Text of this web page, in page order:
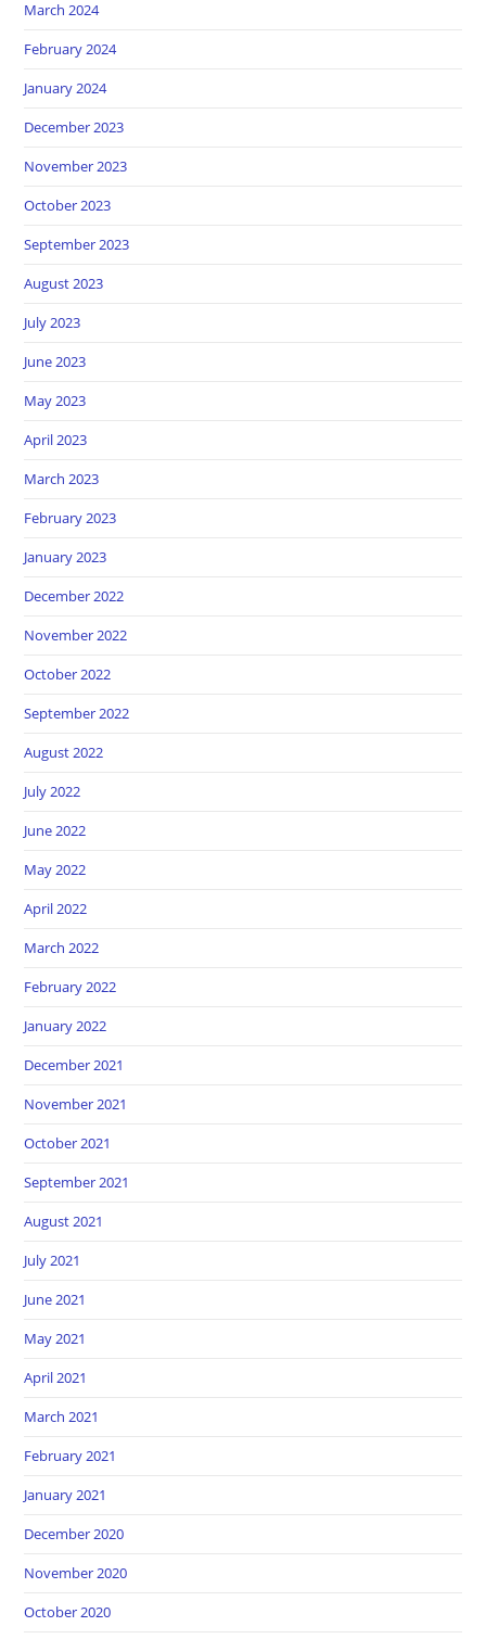
March 2024
February 2024
January 2024
December 2023
November 2023
October 2023
September 2023
August 2023
July 2023
June 2023
May 2023
April 2023
March 2023
February 2023
January 2023
December 2022
November 2022
October 2022
September 2022
August 2022
July 2022
June 2022
May 2022
April 2022
March 2022
February 2022
January 2022
December 2021
November 2021
October 2021
September 2021
August 2021
July 2021
June 2021
May 2021
April 2021
March 2021
February 2021
January 2021
December 2020
November 2020
October 2020